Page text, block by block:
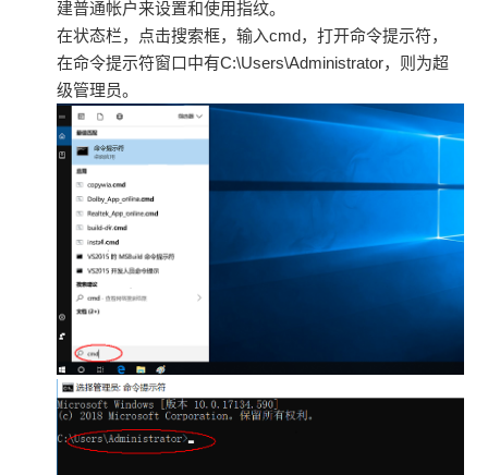
建普通帐户来设置和使用指纹。
在状态栏，点击搜索框，输入cmd，打开命令提示符，
在命令提示符窗口中有C:\Users\Administrator，则为超
级管理员。